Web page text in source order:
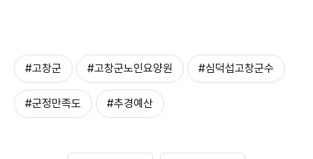
#고창군 #고창군노인요양원 #심덕섭고창군수
#군정만족도 #추경예산